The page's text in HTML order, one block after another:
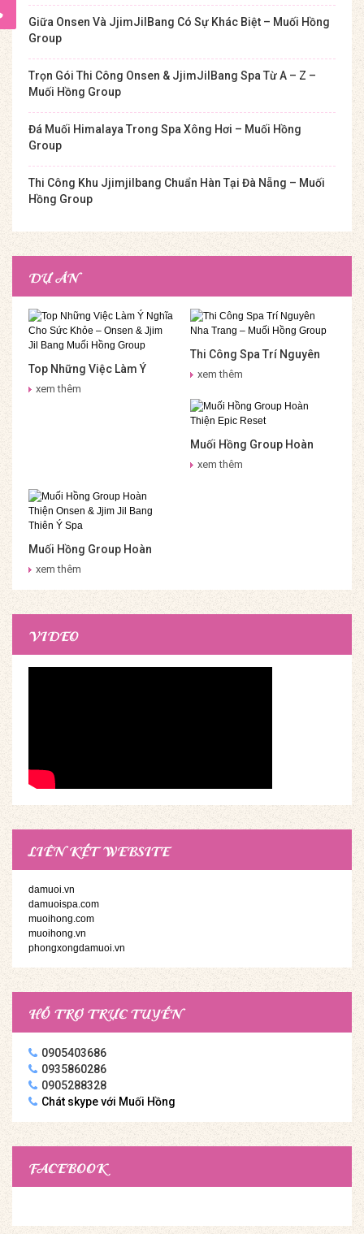
Giữa Onsen Và JjimJilBang Có Sự Khác Biệt – Muối Hồng
Group
Trọn Gói Thi Công Onsen & JjimJilBang Spa Từ A – Z –
Muối Hồng Group
Đá Muối Himalaya Trong Spa Xông Hơi – Muối Hồng
Group
Thi Công Khu Jjimjilbang Chuẩn Hàn Tại Đà Nẵng – Muối
Hồng Group
DỰ ÁN
Top Những Việc Làm Ý
Nghĩa Cho Sức Khỏe –
xem thêm
Thi Công Spa Trí Nguyên
Nha Trang – Muối Hồng
xem thêm
Muối Hồng Group Hoàn
Thiện Epic Reset
xem thêm
Muối Hồng Group Hoàn
Thiện Onsen & Jjim Jil
xem thêm
VIDEO
LIÊN KẾT WEBSITE
damuoi.vn
damuoispa.com
muoihong.com
muoihong.vn
phongxongdamuoi.vn
HỖ TRỢ TRỰC TUYẾN
0905403686
0935860286
0905288328
Chát skype với Muối Hồng
FACEBOOK